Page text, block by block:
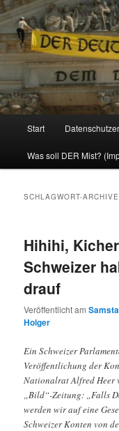
Politik, Wirtschaft,
Zum
Inhalt
Zum
sekundären
Start
Was soll DER Mist?
SCHLAGWORT-
Hihihi,
Schweizer
drauf
Veröffentlicht am
Holger
Ein Schweizer
Veröffentlichung der
Nationalrat Alfred Heer
„Bild“-Zeitung: „Falls
werden wir auf eine
Schweizer Konten von